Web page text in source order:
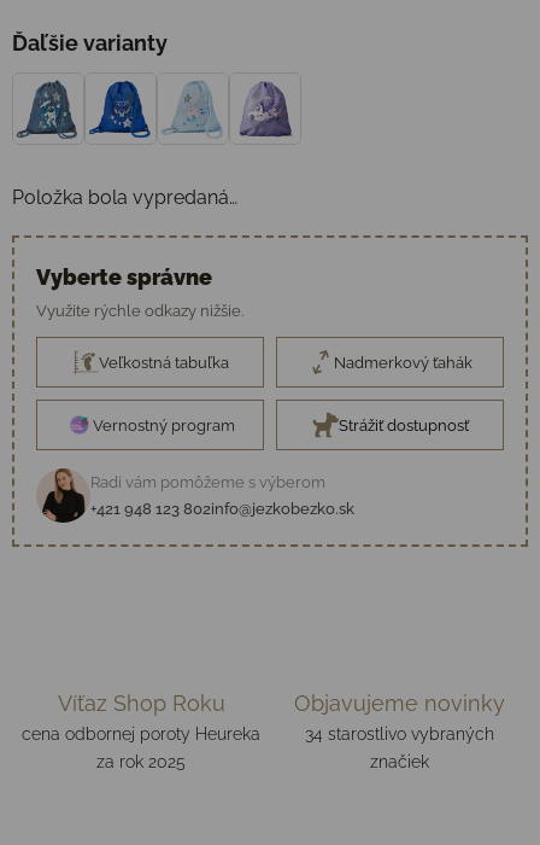
Ďaľšie varianty
Položka bola vypredaná…
Vyberte správne
Využite rýchle odkazy nižšie.
Veľkostná tabuľka Nadmerkový ťahák
Vernostný program Strážiť dostupnosť
Radi vám pomôžeme s výberom
+421 948 123 802info@jezkobezko.sk
Víťaz Shop Roku
cena odbornej poroty Heureka
za rok 2025
Objavujeme novinky
34 starostlivo vybraných
značiek